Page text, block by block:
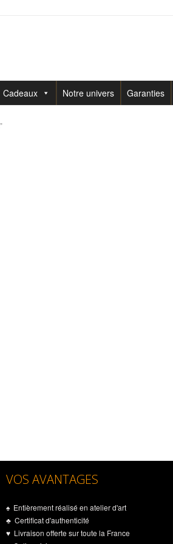
Cadeaux Notre univers Garanties
VOS AVANTAGES
♠ Entièrement réalisé en atelier d'art
♣ Certificat d'authenticité
♥ Livraison offerte sur toute la France